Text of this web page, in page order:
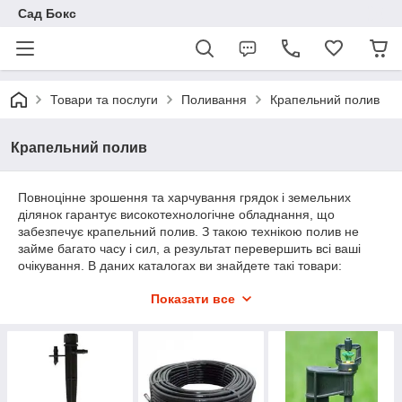
Сад Бокс
Товари та послуги Поливання Крапельний полив
Крапельний полив
Повноцінне зрошення та харчування грядок і земельних
ділянок гарантує високотехнологічне обладнання, що
забезпечує крапельний полив. З такою технікою полив не
займе багато часу і сил, а результат перевершить всі ваші
очікування. В даних каталогах ви знайдете такі товари:
баблер;
набір для крапельного поливу;
крапельниця (в тому числі, на стійці).
Показати все